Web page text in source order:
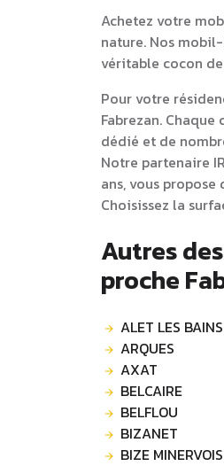
Achetez votre
nature. Nos
véritable cocon
Pour votre
Fabrezan.
dédié et de
Notre partenaire
ans, vous propose
Choisissez la
Autres
proche
ALET LES BAINS
ARQUES
AXAT
BELCAIRE
BELFLOU
BIZANET
BIZE MINERVOIS